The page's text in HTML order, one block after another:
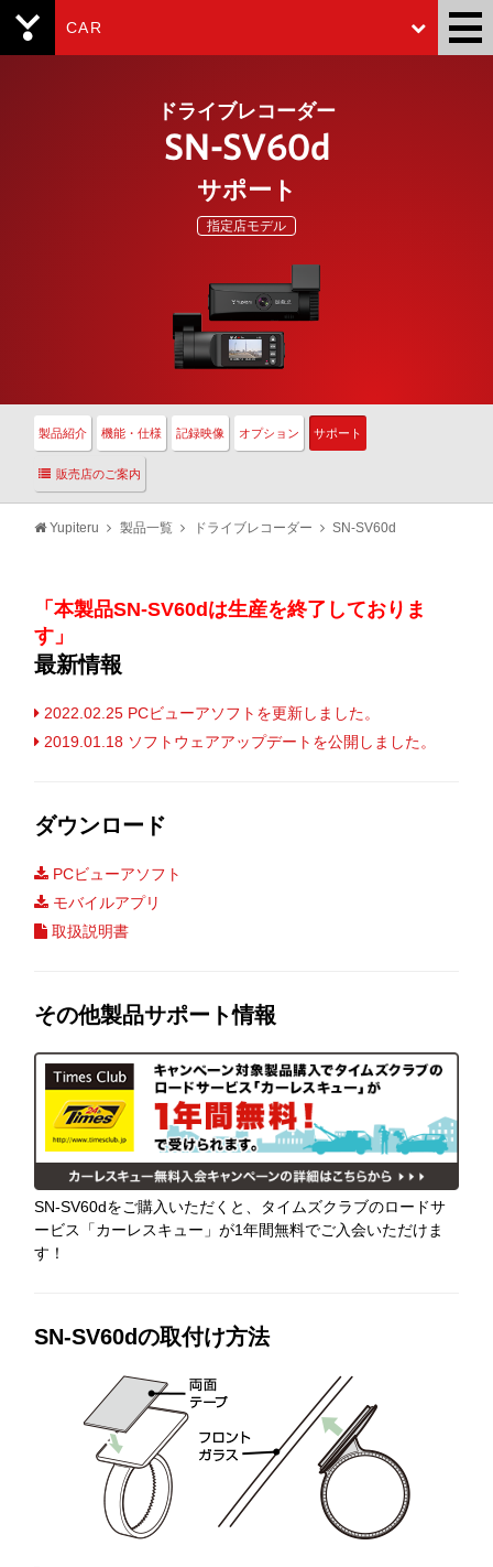
CAR
ドライブレコーダー
SN-SV60d
サポート
指定店モデル
製品紹介 機能・仕様 記録映像 オプション サポート
販売店のご案内
Yupiteru 製品一覧 ドライブレコーダー SN-SV60d
「本製品SN-SV60dは生産を終了しておりま
す」
最新情報
2022.02.25 PCビューアソフトを更新しました。
2019.01.18 ソフトウェアアップデートを公開しました。
ダウンロード
PCビューアソフト
モバイルアプリ
取扱説明書
その他製品サポート情報
SN-SV60dをご購入いただくと、タイムズクラブのロードサ
ービス「カーレスキュー」が1年間無料でご入会いただけま
す！
SN-SV60dの取付け方法